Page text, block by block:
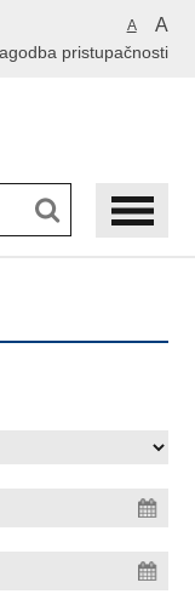
A A
pristupačnosti